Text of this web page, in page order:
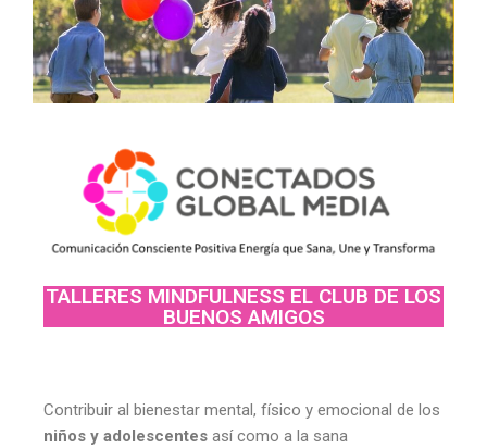
TALLERES MINDFULNESS EL CLUB DE LOS
BUENOS AMIGOS
Contribuir al bienestar mental, físico y emocional de los
niños y adolescentes así como a la sana